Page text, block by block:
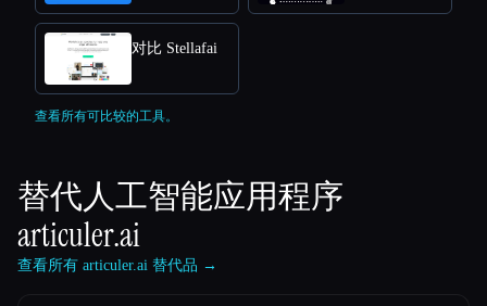
对比 Stellafai
查看所有可比较的工具。
替代人工智能应用程序
articuler.ai
查看所有 articuler.ai 替代品 →